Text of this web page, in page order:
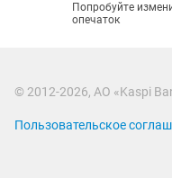
Попробуйте
опечаток
© 2012-2026, АО «Kaspi
Пользовательское